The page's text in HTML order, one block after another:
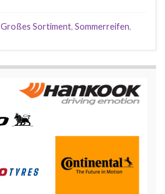
Großes Sortiment, Sommerreifen,